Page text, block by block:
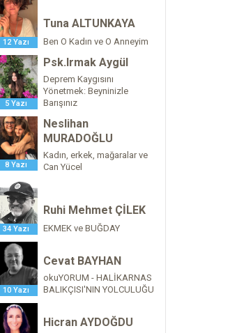
12 Yazı
Tuna ALTUNKAYA
Ben O Kadın ve O Anneyim
5 Yazı
Psk.Irmak Aygül
Deprem Kaygısını
Yönetmek: Beyninizle
Barışınız
8 Yazı
Neslihan
MURADOĞLU
Kadın, erkek, mağaralar ve
Can Yücel
34 Yazı
Ruhi Mehmet ÇİLEK
EKMEK ve BUĞDAY
10 Yazı
Cevat BAYHAN
okuYORUM - HALİKARNAS
BALIKÇISI'NIN YOLCULUĞU
Hicran AYDOĞDU